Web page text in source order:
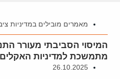
מאמרים מובילים במדיניות
המיסוי הסביבתי מעורר
מתמשכת למדיניות האקלים
26.10.2025